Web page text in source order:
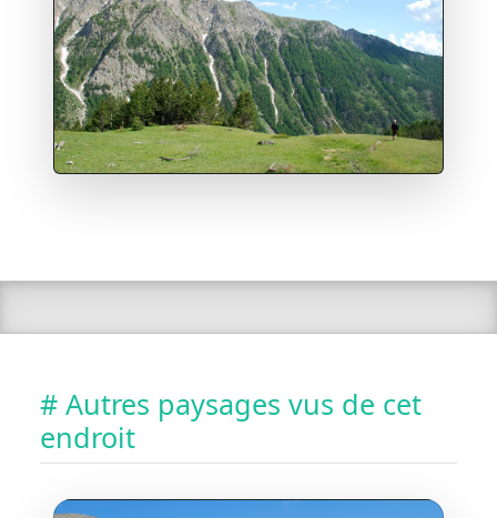
# Autres paysages vus de cet
endroit